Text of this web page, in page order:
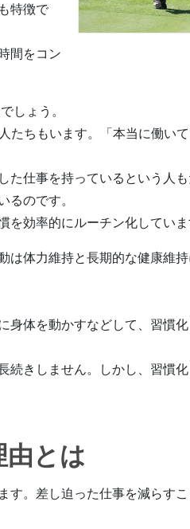
特徴で
間をコン
しょう。
たちもいます。「本当に働い
仕事を持っているという人も
るのです。
効率的にルーチン化していま
は体力維持と長期的な健康維
身体を動かすなどして、習慣
続きしません。しかし、習慣化
とは
す。差し迫った仕事を減らす